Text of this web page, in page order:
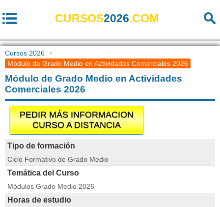
CURSOS2026.COM
Cursos 2026
Módulo de Grado Medio en Actividades Comerciales 2026
Módulo de Grado Medio en Actividades
Comerciales 2026
PEDIR MÁS INFORMACION
CURSO A DISTANCIA
Tipo de formación
Ciclo Formativo de Grado Medio
Temática del Curso
Módulos Grado Medio 2026
Horas de estudio